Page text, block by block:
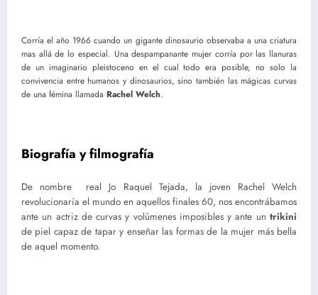
Corría el año 1966 cuando un gigante dinosaurio observaba a una criatura
mas allá de lo especial. Una despampanante mujer corría por las llanuras
de un imaginario pleistoceno en el cual todo era posible, no solo la
convivencia entre humanos y dinosaurios, sino también las mágicas curvas
de una fémina llamada Rachel Welch.
Biografía y filmografía
De nombre real Jo Raquel Tejada, la joven Rachel Welch
revolucionaría el mundo en aquellos finales 60, nos encontrábamos
ante un actriz de curvas y volúmenes imposibles y ante un trikini
de piel capaz de tapar y enseñar las formas de la mujer más bella
de aquel momento.